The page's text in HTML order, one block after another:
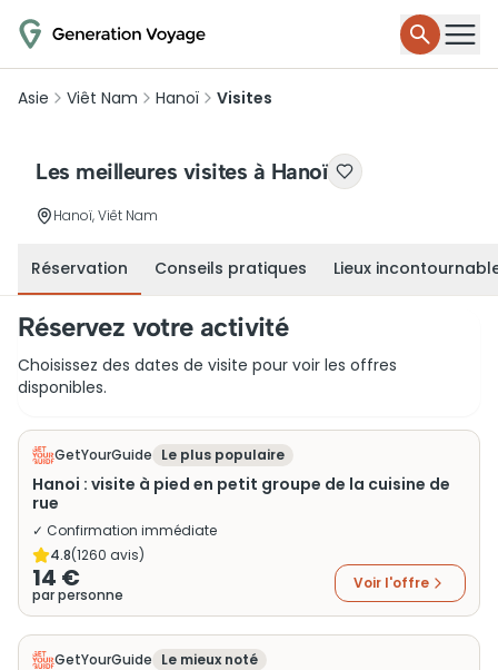
Asie Viêt Nam Hanoï Visites
Les meilleures visites à Hanoï
Hanoï, Viêt Nam
Réservation Conseils pratiques Lieux
Réservez votre activité
Choisissez des dates de visite pour voir les offres
disponibles.
GetYourGuide Le plus populaire
Hanoi : visite à pied en petit groupe de la cuisine de
rue
✓ Confirmation immédiate
4.8(1260 avis)
14 €
par personne
Voir l'offre
GetYourGuide Le mieux noté